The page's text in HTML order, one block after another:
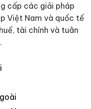
cấp các giải pháp
Việt Nam và quốc tế
tài chính và tuân